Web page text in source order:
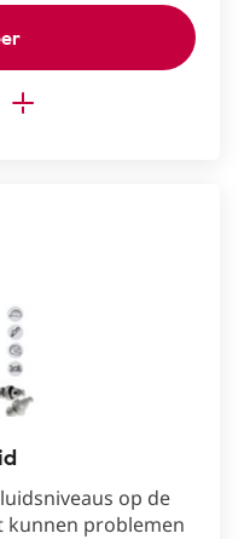
op de
kunnen problemen